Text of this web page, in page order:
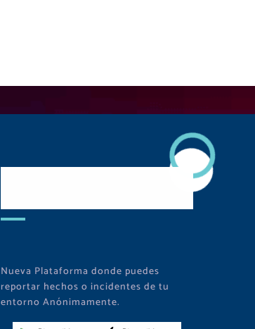
Nueva Plataforma donde puedes
reportar hechos o incidentes de tu
entorno Anónimamente.